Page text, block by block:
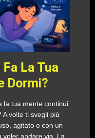
La Tua
Dormi?
la tua mente continui
volte ti svegli più
agitato o con un
voler andare via. La